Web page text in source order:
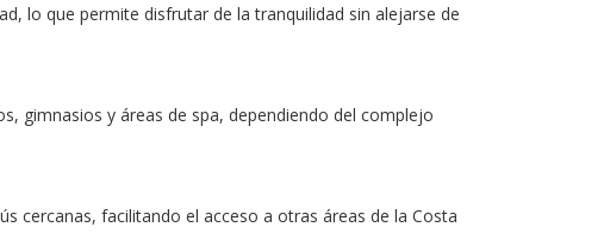
lo que permite disfrutar de la tranquilidad sin alejarse de
gimnasios y áreas de spa, dependiendo del complejo
cercanas, facilitando el acceso a otras áreas de la Costa